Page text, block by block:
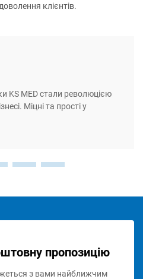
клієнтів.
KS MED стали революцією
Міцні та прості у
пропозицію
з вами найближчим